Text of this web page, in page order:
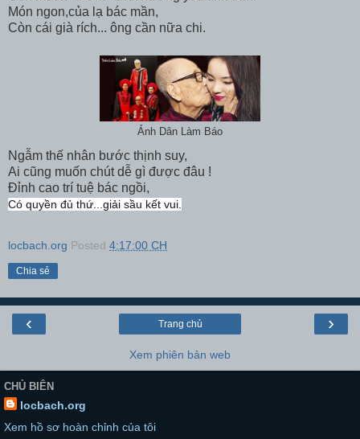
Món ngon,của lạ bác mần,
Còn cái già rích... ông cần nữa chi.
Ảnh Dân Làm Báo
Ngẫm thế nhân bước thịnh suy,
Ai cũng muốn chút dễ gì được đâu !
Đỉnh cao trí tuệ bác ngồi,
Có quyền đủ thứ...giải sầu kết vui.
locbach.org Posted 4:17:00 CH
Chia sẻ
‹ ›
Trang chủ
Xem phiên bản web
CHỦ BIÊN
locbach.org
Xem hồ sơ hoàn chỉnh của tôi